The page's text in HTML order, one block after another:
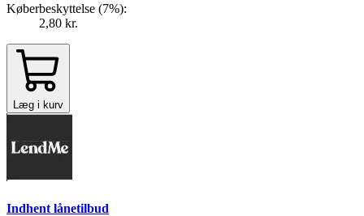
Køberbeskyttelse (7%):
2,80 kr.
Læg i kurv
Indhent lånetilbud